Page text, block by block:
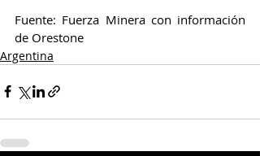
Fuente: Fuerza Minera con información
de Orestone
Argentina